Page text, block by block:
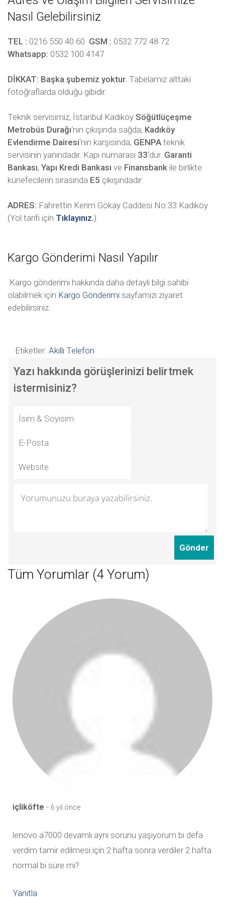
Nasıl Gelebilirsiniz
TEL : 0216 550 40 60 GSM : 0532 772 48 72
Whatsapp: 0532 100 4147
DİKKAT: Başka şubemiz yoktur. Tabelamız alttaki
fotoğraflarda olduğu gibidir.
Teknik servisimiz, İstanbul Kadıköy Söğütlüçeşme
Metrobüs Durağı‘nın çıkışında sağda, Kadıköy
Evlendirme Dairesi‘nin karşısında, GENPAteknik
servisinin yanındadır. Kapı numarası 33‘dür. Garanti
Bankası, Yapı Kredi Bankası ve Finansbank ile birlikte
künefecilerin sırasında E5 çıkışındadır.
ADRES: Fahrettin Kerim Gökay Caddesi No:33 Kadıköy
(Yol tarifi için Tıklayınız.)
Kargo Gönderimi Nasıl Yapılır
Kargo gönderimi hakkında daha detaylı bilgi sahibi
olabilmek için Kargo Gönderimi sayfamızı ziyaret
edebilirsiniz.
Etiketler: Akıllı Telefon
Yazı hakkında görüşlerinizi belirtmek
istermisiniz?
Tüm Yorumlar (4 Yorum)
içliköfte - 6 yıl önce
lenovo a7000 devamlı aynı sorunu yaşıyorum bi defa
verdim tamir edilmesi için 2 hafta sonra verdiler 2 hafta
normal bi süre mi?
Yanıtla